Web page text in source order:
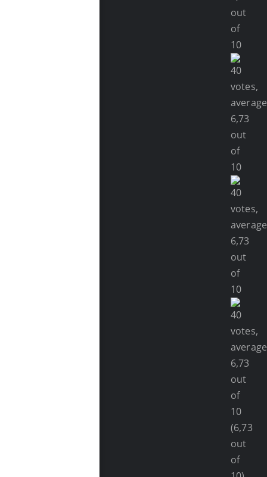
(6,73
out
of